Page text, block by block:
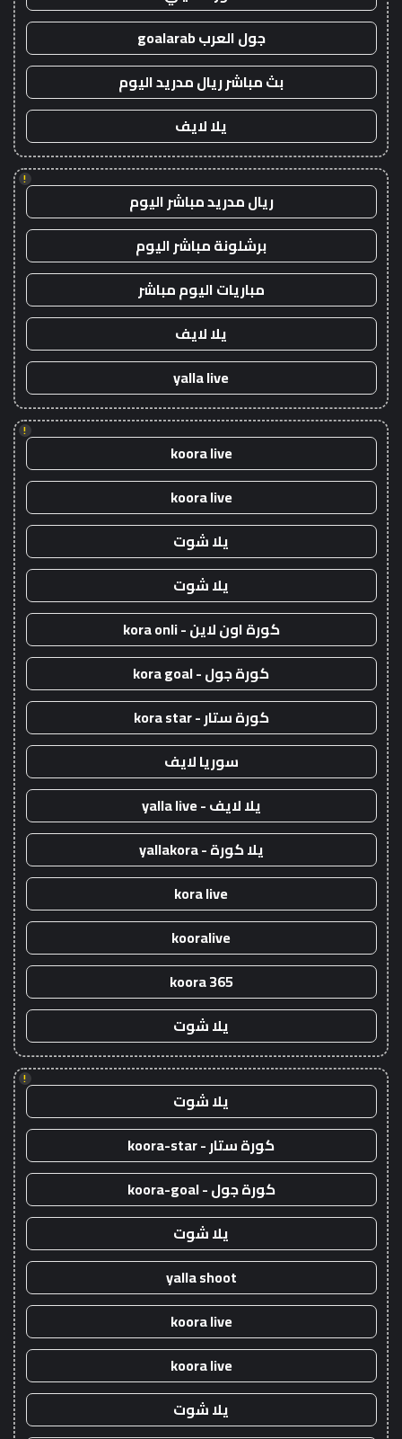
جول العرب goalarab
بث مباشر ريال مدريد اليوم
يلا لايف
!
ريال مدريد مباشر اليوم
برشلونة مباشر اليوم
مباريات اليوم مباشر
يلا لايف
yalla live
!
koora live
koora live
يلا شوت
يلا شوت
كورة اون لاين - kora onli
كورة جول - kora goal
كورة ستار - kora star
سوريا لايف
يلا لايف - yalla live
يلا كورة - yallakora
kora live
kooralive
koora 365
يلا شوت
!
يلا شوت
كورة ستار - koora-star
كورة جول - koora-goal
يلا شوت
yalla shoot
koora live
koora live
يلا شوت